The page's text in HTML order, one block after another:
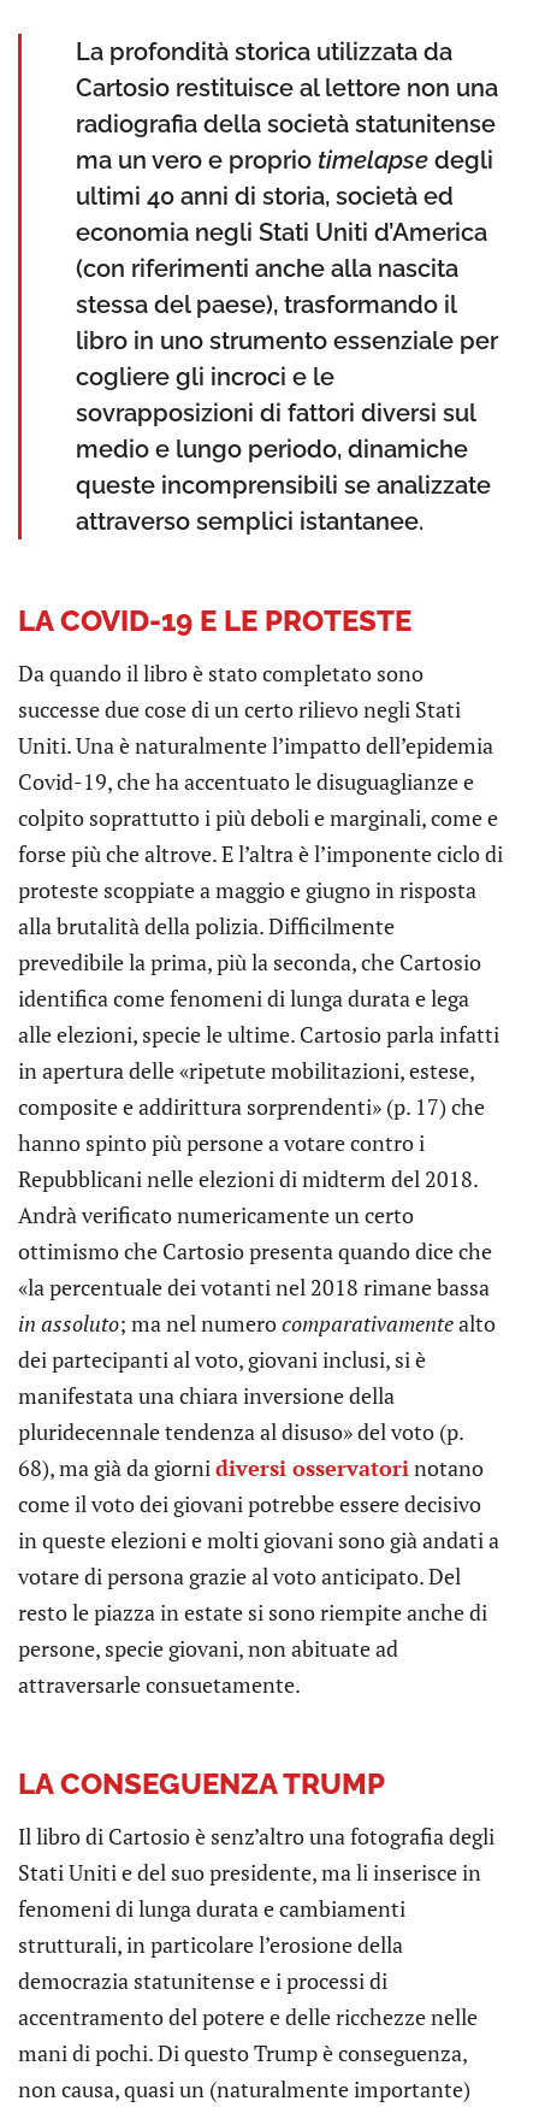
La profondità storica utilizzata da
Cartosio restituisce al lettore non una
radiografia della società statunitense
ma un vero e proprio timelapse degli
ultimi 40 anni di storia, società ed
economia negli Stati Uniti d’America
(con riferimenti anche alla nascita
stessa del paese), trasformando il
libro in uno strumento essenziale per
cogliere gli incroci e le
sovrapposizioni di fattori diversi sul
medio e lungo periodo, dinamiche
queste incomprensibili se analizzate
attraverso semplici istantanee.
LA COVID-19 E LE PROTESTE
Da quando il libro è stato completato sono
successe due cose di un certo rilievo negli Stati
Uniti. Una è naturalmente l’impatto dell’epidemia
Covid-19, che ha accentuato le disuguaglianze e
colpito soprattutto i più deboli e marginali, come e
forse più che altrove. E l’altra è l’imponente ciclo di
proteste scoppiate a maggio e giugno in risposta
alla brutalità della polizia. Difficilmente
prevedibile la prima, più la seconda, che Cartosio
identifica come fenomeni di lunga durata e lega
alle elezioni, specie le ultime. Cartosio parla infatti
in apertura delle «ripetute mobilitazioni, estese,
composite e addirittura sorprendenti» (p. 17) che
hanno spinto più persone a votare contro i
Repubblicani nelle elezioni di midterm del 2018.
Andrà verificato numericamente un certo
ottimismo che Cartosio presenta quando dice che
«la percentuale dei votanti nel 2018 rimane bassa
in assoluto; ma nel numerocomparativamentealto
dei partecipanti al voto, giovani inclusi, si è
manifestata una chiara inversione della
pluridecennale tendenza al disuso» del voto (p.
68), ma già da giornidiversi osservatorinotano
come il voto dei giovani potrebbe essere decisivo
in queste elezioni e molti giovani sono già andati a
votare di persona grazie al voto anticipato. Del
resto le piazza in estate si sono riempite anche di
persone, specie giovani, non abituate ad
attraversarle consuetamente.
LA CONSEGUENZA TRUMP
Il libro di Cartosio è senz’altro una fotografia degli
Stati Uniti e del suo presidente, ma li inserisce in
fenomeni di lunga durata e cambiamenti
strutturali, in particolare l’erosione della
democrazia statunitense e i processi di
accentramento del potere e delle ricchezze nelle
mani di pochi. Di questo Trump è conseguenza,
non causa, quasi un (naturalmente importante)